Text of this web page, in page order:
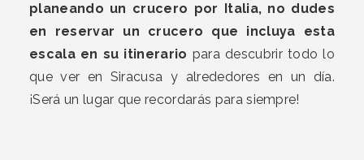
planeando un crucero por Italia, no dudes
en reservar un crucero que incluya esta
escala en su itinerario para descubrir todo lo
que ver en Siracusa y alrededores en un día.
¡Será un lugar que recordarás para siempre!